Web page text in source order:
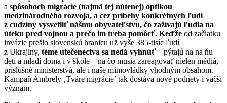
a spôsoboch migrácie (najmä tej nútenej) optikou
medzinárodného rozvoja, a cez príbehy konkrétnych ľudí
z cudziny vysvetliť nášmu obyvateľstvu, čo zažívajú ľudia na
úteku pred vojnou a prečo im treba pomôcť. Keďže od začiatku
invázie prešlo slovenskú hranicu už vyše 385-tisíc ľudí
z Ukrajiny, téme utečenectva sa nedá vyhnúť– pýtajú na na ňu
deti a mladí doma i v škole – na čo musia zareagovať nielen médiá,
príslušné ministerstvá, ale i naše mimovládky vhodným obsahom.
Kampaň Ambrely ‚Tváre migrácie’ tak dostáva nové podnety i vačší
význam.